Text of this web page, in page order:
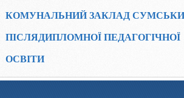
КОМУНАЛЬНИЙ ЗАКЛАД
ПІСЛЯДИПЛОМНОЇ ПЕДАГОГІЧНОЇ
ОСВІТИ